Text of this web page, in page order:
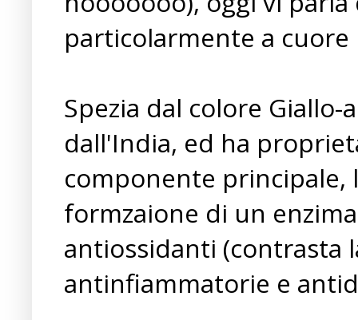
particolarmente a
Spezia dal colore
dall'India, ed ha
componente principale,
formzaione di un
antiossidanti (contrasta
antinfiammatorie e